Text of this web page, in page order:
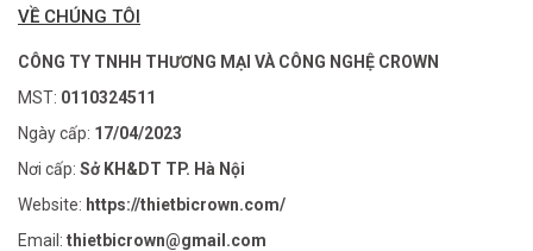
VỀ CHÚNG TÔI
CÔNG TY TNHH THƯƠNG MẠI VÀ CÔNG NGHỆ CROWN
MST: 0110324511
Ngày cấp: 17/04/2023
Nơi cấp: Sở KH&DT TP. Hà Nội
Website: https://thietbicrown.com/
Email: thietbicrown@gmail.com